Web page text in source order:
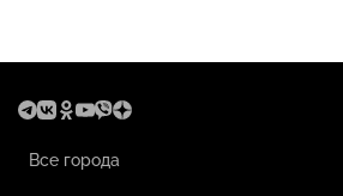
Все города